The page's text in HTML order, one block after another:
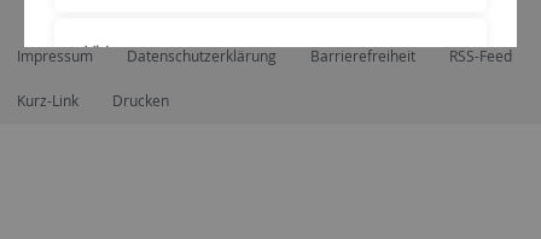
Impressum Datenschutzerklärung Barrierefreiheit RSS-Feed
Kurz-Link Drucken
Videos